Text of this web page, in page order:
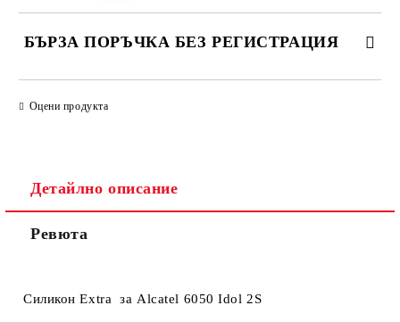
БЪРЗА ПОРЪЧКА БЕЗ РЕГИСТРАЦИЯ
Оцени продукта
Детайлно описание
Ревюта
Силикон Extra за Alcatel 6050 Idol 2S